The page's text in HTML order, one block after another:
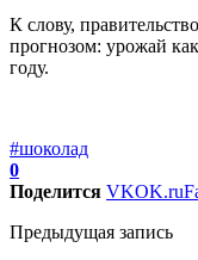
К слову,
прогнозом: урожай
году.
#шоколад
0
Поделится VKOK.ru
Предыдущая запись